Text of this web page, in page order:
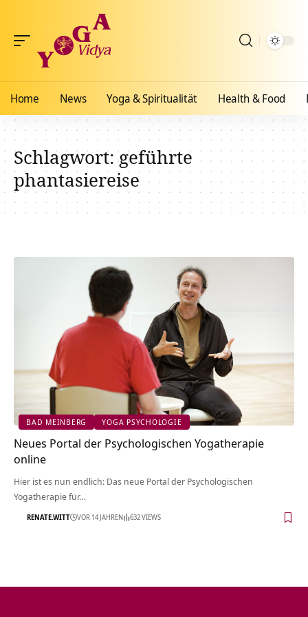
Home News Yoga & Spiritualität Health & Food
Schlagwort:geführte
phantasiereise
BAD MEINBERG YOGA PSYCHOLOGIE
Neues Portal der Psychologischen Yogatherapie
online
Hier ist es nun endlich: Das neue Portal der Psychologischen
Yogatherapie für…
RENATE.WITT VOR 14 JAHREN 632 VIEWS